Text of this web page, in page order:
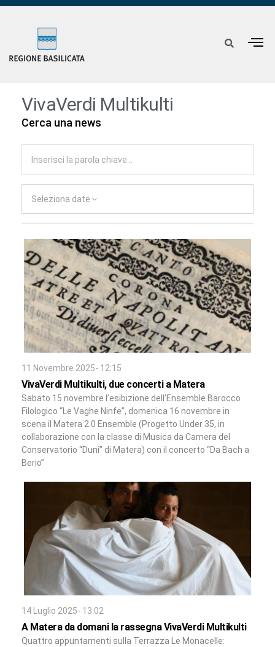
VivaVerdi Multikulti
Cerca una news
Seleziona date
11 Novembre 2025- 12:15
VivaVerdi Multikulti, due concerti a Matera
Sabato 15 novembre l’esibizione dell’Ensemble Barocco
Filologico “Le Vaghe Ninfe”, domenica 16 novembre in
scena il Matera 2.0 Ensemble (Progetto Under 35, in
collaborazione con la classe di Musica da Camera del
Conservatorio “Duni” di Matera) con il concerto “Da Bach a
Berio”
14 Luglio 2025- 13:02
A Matera da domani la rassegna VivaVerdi Multikulti
Quattro appuntamenti sulla Terrazza Le Monacelle: